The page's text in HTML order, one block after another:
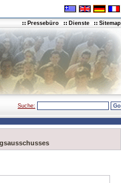
Pressebüro Dienste Sitemap
Suche: